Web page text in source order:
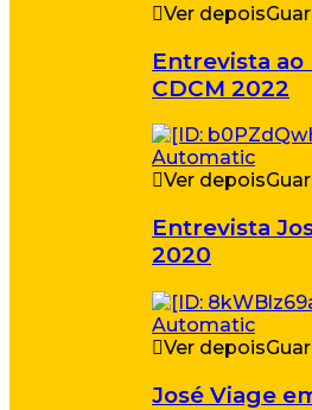
Ver depois
Entrevista
CDCM 2022
Ver depois
Entrevista
2020
Ver depois
José Viage